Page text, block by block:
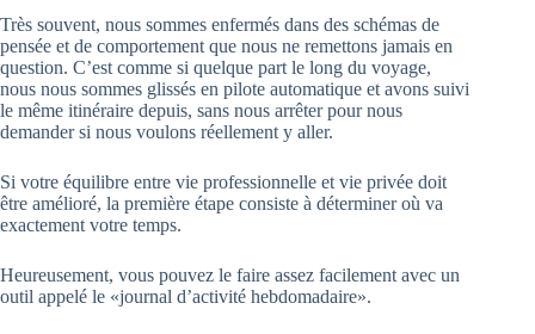
Très souvent, nous sommes enfermés dans des schémas de
pensée et de comportement que nous ne remettons jamais en
question. C’est comme si quelque part le long du voyage,
nous nous sommes glissés en pilote automatique et avons suivi
le même itinéraire depuis, sans nous arrêter pour nous
demander si nous voulons réellement y aller.
Si votre équilibre entre vie professionnelle et vie privée doit
être amélioré, la première étape consiste à déterminer où va
exactement votre temps.
Heureusement, vous pouvez le faire assez facilement avec un
outil appelé le «journal d’activité hebdomadaire».